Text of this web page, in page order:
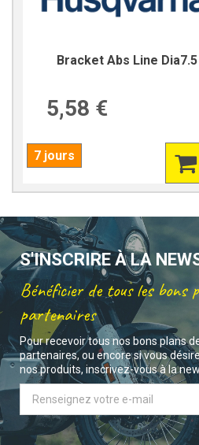
Bracket Abs Line Dia7.5
5,58 €
7 jours
S'INSCRIRE À LA
Bénéficier de tous les bons
partenaires
Pour recevoir tous nos bons plans
partenaires, ou encore si vous
nos produits, inscrivez-vous à la